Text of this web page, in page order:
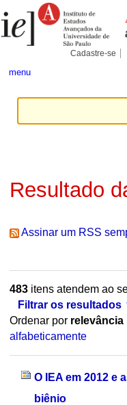
para
conteúdo.
Pessoais
Cadastre-se
menu
Resultado
Assinar um RSS
483itens atendem ao
Filtrar os resultados
Ordenar por relevância
alfabeticamente
O IEA em 2012 e
biênio